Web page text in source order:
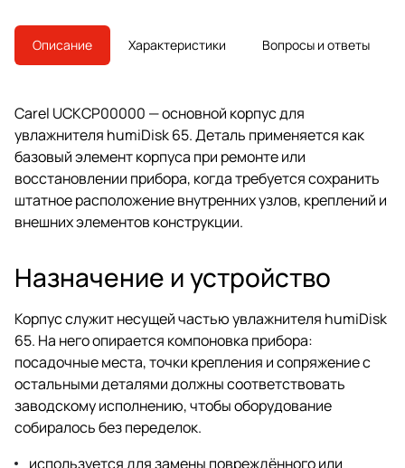
Описание Характеристики Вопросы и ответы
Carel UCKCP00000 — основной корпус для
увлажнителя humiDisk 65. Деталь применяется как
базовый элемент корпуса при ремонте или
восстановлении прибора, когда требуется сохранить
штатное расположение внутренних узлов, креплений и
внешних элементов конструкции.
Назначение и устройство
Корпус служит несущей частью увлажнителя humiDisk
65. На него опирается компоновка прибора:
посадочные места, точки крепления и сопряжение с
остальными деталями должны соответствовать
заводскому исполнению, чтобы оборудование
собиралось без переделок.
используется для замены повреждённого или